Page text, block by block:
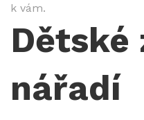
k vám.
Dětské
nářadí